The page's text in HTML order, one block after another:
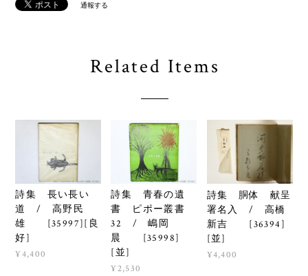
通報する
Related Items
詩集 長い長い
道 / 高野民
雄 [35997][良
好]
¥4,400
詩集 青春の遺
書 ピポー叢書
32 / 嶋岡
晨 [35998]
[並]
¥2,530
詩集 胴体 献呈
署名入 / 高橋
新吉 [36394]
[並]
¥4,400